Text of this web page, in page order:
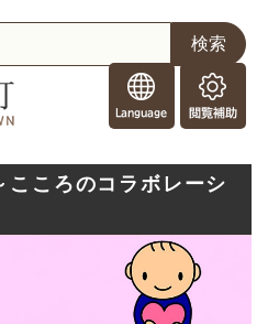
o
r
i
閲
覧
ころのコラボレーシ